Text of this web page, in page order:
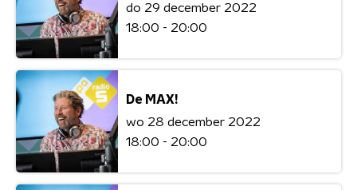
do 29 december 2022
18:00 - 20:00
De MAX!
wo 28 december 2022
18:00 - 20:00